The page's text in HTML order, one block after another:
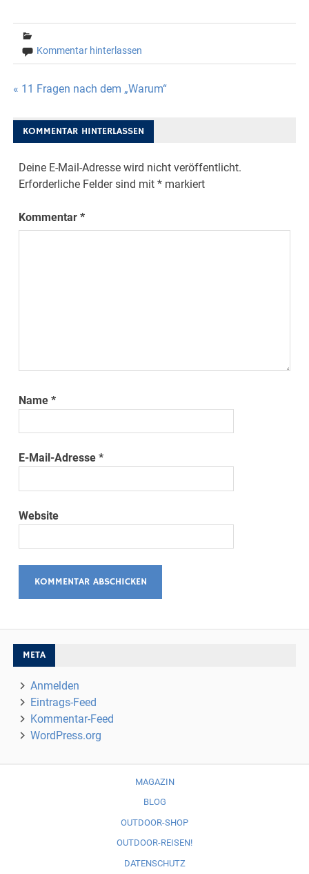
Kommentar hinterlassen
Beitragsnavigation
« 11 Fragen nach dem „Warum“
KOMMENTAR HINTERLASSEN
Deine E-Mail-Adresse wird nicht veröffentlicht.
Erforderliche Felder sind mit* markiert
Kommentar*
Name*
E-Mail-Adresse*
Website
META
Anmelden
Eintrags-Feed
Kommentar-Feed
WordPress.org
MAGAZIN
BLOG
OUTDOOR-SHOP
OUTDOOR-REISEN!
DATENSCHUTZ